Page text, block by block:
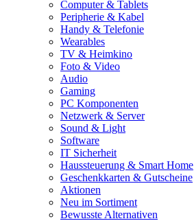
Computer & Tablets
Peripherie & Kabel
Handy & Telefonie
Wearables
TV & Heimkino
Foto & Video
Audio
Gaming
PC Komponenten
Netzwerk & Server
Sound & Light
Software
IT Sicherheit
Haussteuerung & Smart Home
Geschenkkarten & Gutscheine
Aktionen
Neu im Sortiment
Bewusste Alternativen